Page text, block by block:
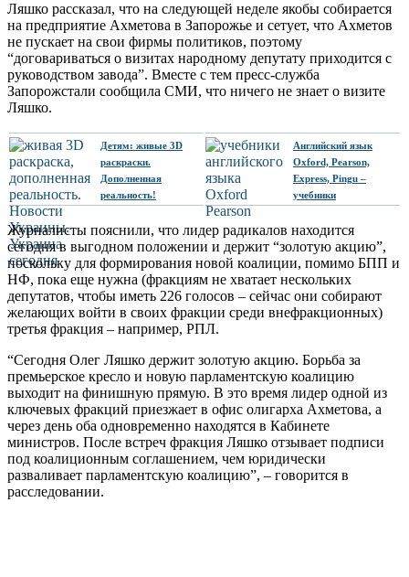
Ляшко рассказал, что на следующей неделе якобы собирается
на предприятие Ахметова в Запорожье и сетует, что Ахметов
не пускает на свои фирмы политиков, поэтому
“договариваться о визитах народному депутату приходится с
руководством завода”. Вместе с тем пресс-служба
Запорожстали сообщила СМИ, что ничего не знает о визите
Ляшко.
Детям: живые 3D
раскраски.
Дополненная
реальность!
Английский язык
Oxford, Pearson,
Express, Pingu –
учебники
Журналисты пояснили, что лидер радикалов находится
сегодня в выгодном положении и держит “золотую акцию”,
поскольку для формирования новой коалиции, помимо БПП и
НФ, пока еще нужна (фракциям не хватает нескольких
депутатов, чтобы иметь 226 голосов – сейчас они собирают
желающих войти в своих фракции среди внефракционных)
третья фракция – например, РПЛ.
“Сегодня Олег Ляшко держит золотую акцию. Борьба за
премьерское кресло и новую парламентскую коалицию
выходит на финишную прямую. В это время лидер одной из
ключевых фракций приезжает в офис олигарха Ахметова, а
через день оба одновременно находятся в Кабинете
министров. После встреч фракция Ляшко отзывает подписи
под коалиционным соглашением, чем юридически
разваливает парламентскую коалицию”, – говорится в
расследовании.